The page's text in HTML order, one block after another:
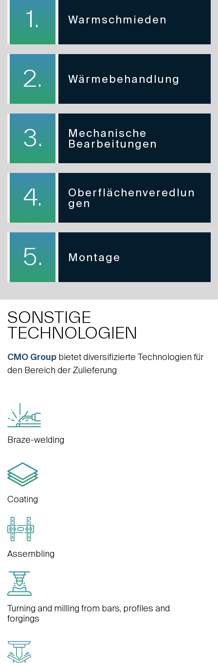
1. Warmschmieden
2. Wärmebehandlung
3.
Mechanische
Bearbeitungen
4.
Oberflächenveredlun
Gen
5. Montage
SONSTIGE
TECHNOLOGIEN
CMO Group bietet diversifizierte Technologien für
den Bereich der Zulieferung
Turning and milling from bars, profiles and
forgings
Braze-welding
Coating
Assembling